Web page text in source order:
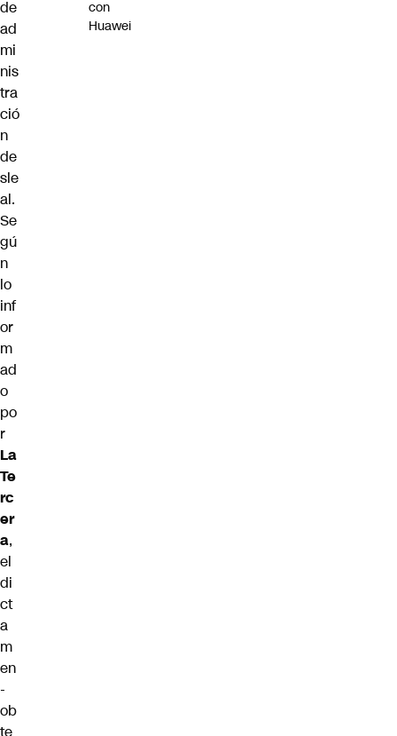
de
ad
mi
nis
tra
ció
n
de
sle
al.
Se
gú
n
lo
inf
or
m
ad
o
po
r
La
Te
rc
er
a,
el
di
ct
a
m
en
-
ob
te
con
Huawei